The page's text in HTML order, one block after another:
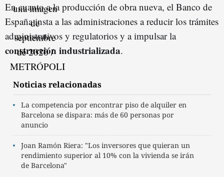
En cuanto a la producción de obra nueva, el Banco de
España insta a las administraciones a reducir los trámites
administrativos y regulatorios y a impulsar la
construcción industrializada.
Noticias relacionadas
La competencia por encontrar piso de alquiler en
Barcelona se dispara: más de 60 personas por
anuncio
Joan Ramón Riera: "Los inversores que quieran un
rendimiento superior al 10% con la vivienda se irán
de Barcelona"